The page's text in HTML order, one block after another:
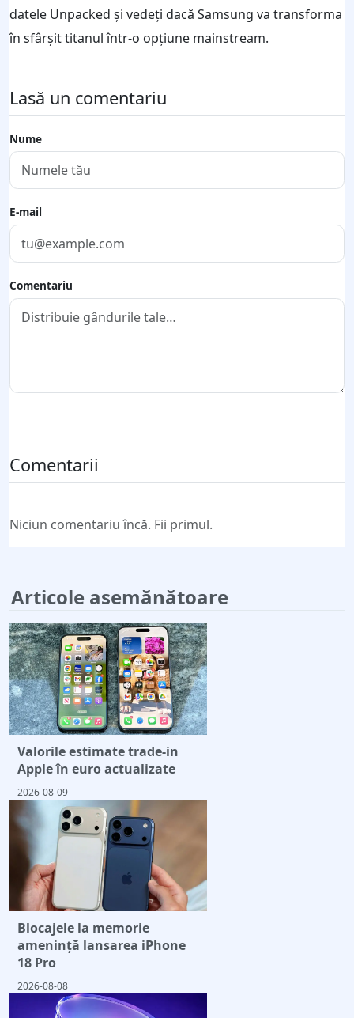
datele Unpacked și vedeți dacă Samsung va transforma
în sfârșit titanul într-o opțiune mainstream.
Lasă un comentariu
Nume
E-mail
Comentariu
Comentarii
Niciun comentariu încă. Fii primul.
Articole asemănătoare
Valorile estimate trade-in
Apple în euro actualizate
2026-08-09
Blocajele la memorie
amenință lansarea iPhone
18 Pro
2026-08-08